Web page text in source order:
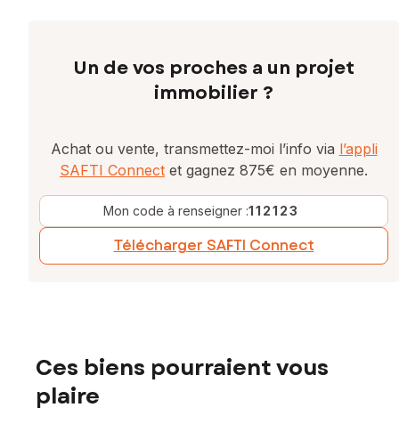
Un de vos proches a un projet
immobilier ?
Achat ou vente, transmettez-moi l’info via l’appli
SAFTI Connect et gagnez 875€ en moyenne.
Mon code à renseigner :112123
Télécharger SAFTI Connect
Ces biens pourraient vous
plaire